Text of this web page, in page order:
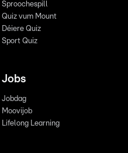
Sproochespill
Quiz vum Mount
Déiere Quiz
Sport Quiz
Jobs
Jobdag
Moovijob
Lifelong Learning